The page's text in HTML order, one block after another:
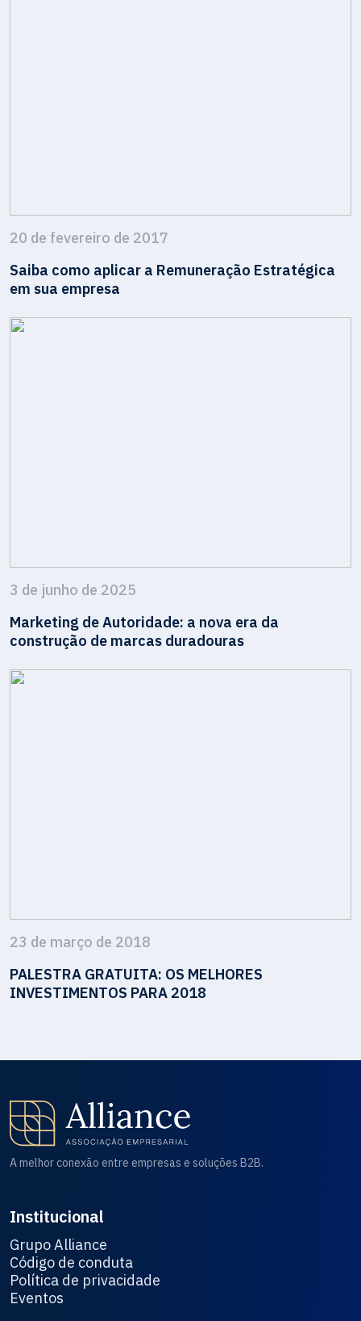
20 de fevereiro de 2017
Saiba como aplicar a Remuneração Estratégica
em sua empresa
3 de junho de 2025
Marketing de Autoridade: a nova era da
construção de marcas duradouras
23 de março de 2018
PALESTRA GRATUITA: OS MELHORES
INVESTIMENTOS PARA 2018
A melhor conexão entre empresas e soluções B2B.
Institucional
Grupo Alliance
Código de conduta
Política de privacidade
Eventos